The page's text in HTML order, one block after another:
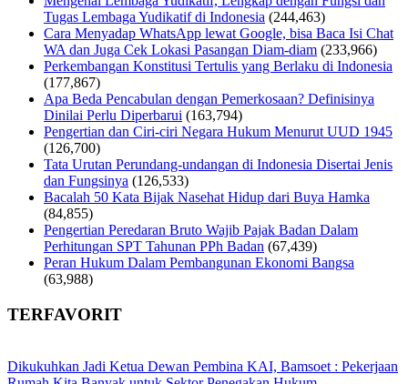
Tugas Lembaga Yudikatif di Indonesia (244,463)
Cara Menyadap WhatsApp lewat Google, bisa Baca Isi Chat
WA dan Juga Cek Lokasi Pasangan Diam-diam (233,966)
Perkembangan Konstitusi Tertulis yang Berlaku di Indonesia
(177,867)
Apa Beda Pencabulan dengan Pemerkosaan? Definisinya
Dinilai Perlu Diperbarui (163,794)
Pengertian dan Ciri-ciri Negara Hukum Menurut UUD 1945
(126,700)
Tata Urutan Perundang-undangan di Indonesia Disertai Jenis
dan Fungsinya (126,533)
Bacalah 50 Kata Bijak Nasehat Hidup dari Buya Hamka
(84,855)
Pengertian Peredaran Bruto Wajib Pajak Badan Dalam
Perhitungan SPT Tahunan PPh Badan (67,439)
Peran Hukum Dalam Pembangunan Ekonomi Bangsa
(63,988)
TERFAVORIT
Dikukuhkan Jadi Ketua Dewan Pembina KAI, Bamsoet : Pekerjaan